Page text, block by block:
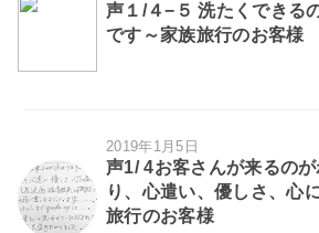
声１/４−５ 洗たくできる
です～家族旅行のお客様
2019年1月5日
声1/ 4お客さんが来るの
り、心遣い、優しさ、心
旅行のお客様